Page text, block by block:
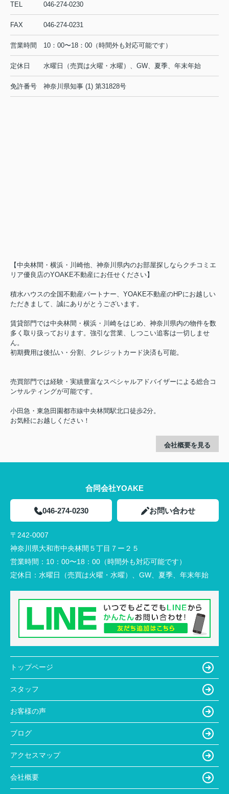
TEL 046-274-0230
FAX 046-274-0231
営業時間 10：00〜18：00（時間外も対応可能です）
定休日 水曜日（売買は火曜・水曜）、GW、夏季、年末年始
免許番号 神奈川県知事 (1) 第31828号
【中央林間・横浜・川崎他、神奈川県内のお部屋探しならクチコミエ
リア優良店のYOAKE不動産にお任せください】
積水ハウスの全国不動産パートナー、YOAKE不動産のHPにお越しい
ただきまして、誠にありがとうございます。
賃貸部門では中央林間・横浜・川崎をはじめ、神奈川県内の物件を数
多く取り扱っております。強引な営業、しつこい追客は一切しませ
ん。
初期費用は後払い・分割、クレジットカード決済も可能。
売買部門では経験・実績豊富なスペシャルアドバイザーによる総合コ
ンサルティングが可能です。
小田急・東急田園都市線中央林間駅北口徒歩2分。
お気軽にお越しください！
会社概要を見る
合同会社YOAKE
046-274-0230 お問い合わせ
〒242-0007
神奈川県大和市中央林間５丁目７ー２５
営業時間： 10：00〜18：00（時間外も対応可能です）
定休日： 水曜日（売買は火曜・水曜）、GW、夏季、年末年始
トップページ
スタッフ
お客様の声
ブログ
アクセスマップ
会社概要